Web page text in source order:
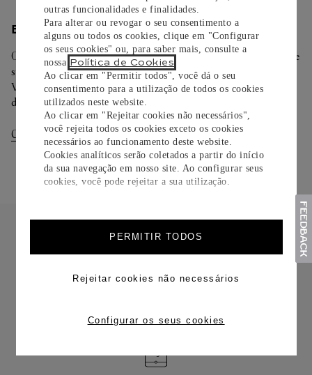
outras funcionalidades e finalidades.
Para alterar ou revogar o seu consentimento a
alguns ou todos os cookies, clique em "Configurar
os seus cookies" ou, para saber mais, consulte a
nossa Política de Cookies
Ao clicar em "Permitir todos", você dá o seu
consentimento para a utilização de todos os cookies
utilizados neste website.
Ao clicar em "Rejeitar cookies não necessários",
você rejeita todos os cookies exceto os cookies
necessários ao funcionamento deste website.
Cookies analíticos serão coletados a partir do início
da sua navegação em nosso site. Ao configurar seus
cookies, você pode rejeitar a sua utilização.
PERMITIR TODOS
Rejeitar cookies não necessários
Configurar os seus cookies
ENTREGA/DEVOLUÇÃO
Oferecemos diferentes opções de entrega. Selecione o envio de
sua preferência na finalização de seu pedido.
Você pode trocar ou devolver sua criação Cartier em até 30
dias.
Consultar Entregas Consultar Devoluções